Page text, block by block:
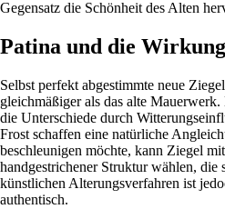
Gegensatz die Schönheit des Alten
Patina und die
Selbst perfekt abgestimmte neue
gleichmäßiger als das alte
die Unterschiede durch
Frost schaffen eine natürliche
beschleunigen möchte, kann Ziegel
handgestrichener Struktur wählen, die
künstlichen Alterungsverfahren ist
authentisch.